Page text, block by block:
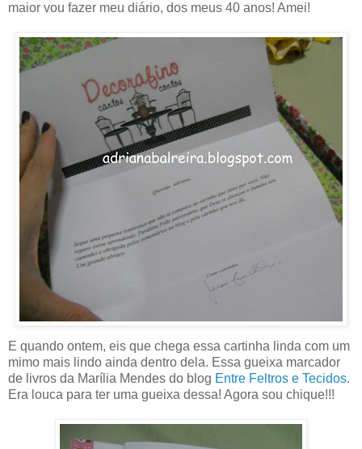
maior vou fazer meu diário, dos meus 40 anos! Amei!
E quando ontem, eis que chega essa cartinha linda com um
mimo mais lindo ainda dentro dela. Essa gueixa marcador
de livros da Marília Mendes do blog Entre Feltros e Tecidos.
Era louca para ter uma gueixa dessa! Agora sou chique!!!